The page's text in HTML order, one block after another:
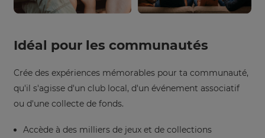
Idéal pour les communautés
Crée des expériences mémorables pour ta communauté,
qu'il s'agisse d'un club local, d'un événement associatif
ou d'une collecte de fonds.
Accède à des milliers de jeux et de collections